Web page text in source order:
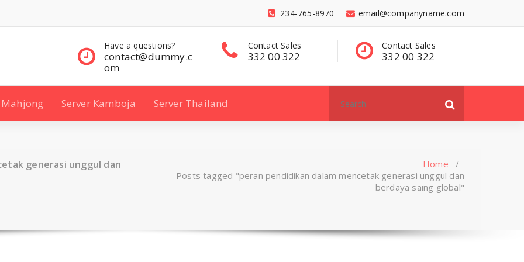
email@companyname.com
234-765-8970
Contact Sales
332 00 322
Contact Sales
332 00 322
Have a questions?
contact@dummy
Mahjong Server Kamboja Server Thailand
for:
generasi unggul dan
Home /
Posts tagged "peran pendidikan dalam mencetak generasi unggul dan
berdaya saing global"